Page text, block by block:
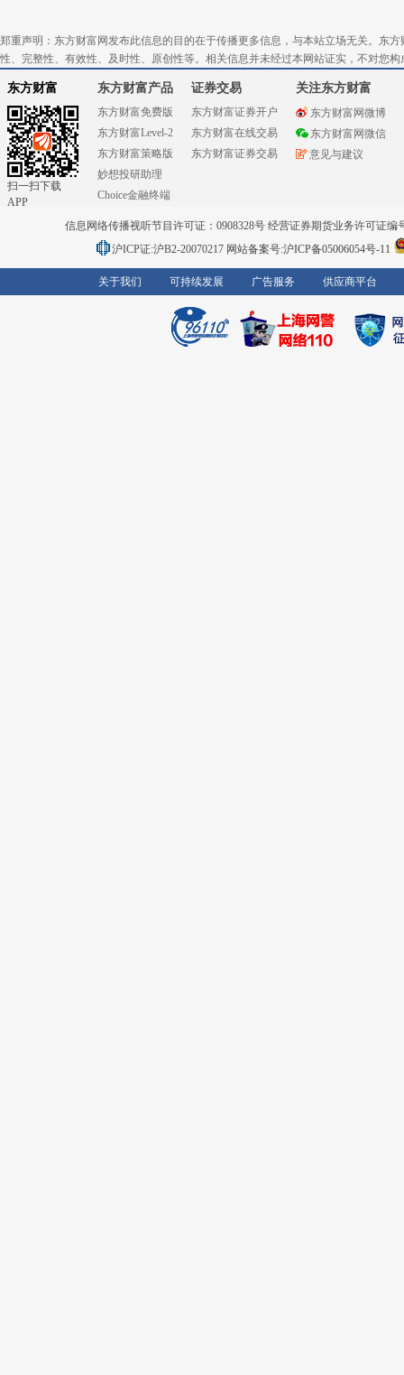
郑重声明：东方财富网发布此信息的目的在于传播更多信息，与本站立场无关。东
性、完整性、有效性、及时性、原创性等。相关信息并未经过本网站证实，不对您
东方财富
扫一扫下载
APP
东方财富产品
东方财富免费版
东方财富Level-2
东方财富策略版
妙想投研助理
Choice金融终端
证券交易
东方财富证券开户
东方财富在线交易
东方财富证券交易
关注东方财富
东方财富网微博
东方财富网微信
意见与建议
信息网络传播视听节目许可证：0908328号 经营证券期货业务许可证编
沪ICP证:沪B2-20070217 网站备案号:沪ICP备05006054号-11
关于我们 可持续发展 广告服务 供应商平台